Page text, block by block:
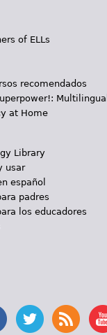
of ELLs
recomendados
at Home
Library
usar
español
padres
los educadores